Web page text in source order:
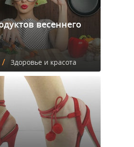
весеннего
/ Здоровье и красота